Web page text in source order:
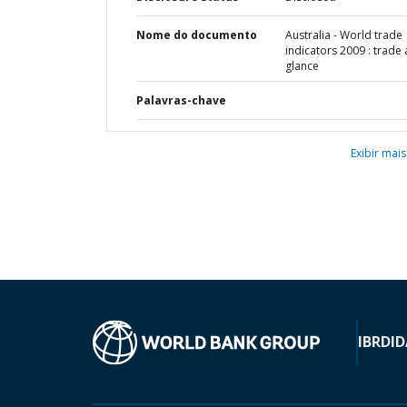
Nome do documento
Australia - World trade
indicators 2009 : trade
glance
Palavras-chave
Exibir mais
IBRD